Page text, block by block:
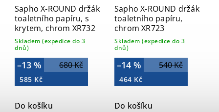
Sapho X-ROUND držák
toaletního papíru, s
krytem, chrom XR732
Skladem (expedice do 3
dnů)
680 Kč
–13 %
585 Kč
Do košíku
Sapho X-ROUND držák
toaletního papíru,
chrom XR723
Skladem (expedice do 3
dnů)
540 Kč
–14 %
464 Kč
Do košíku